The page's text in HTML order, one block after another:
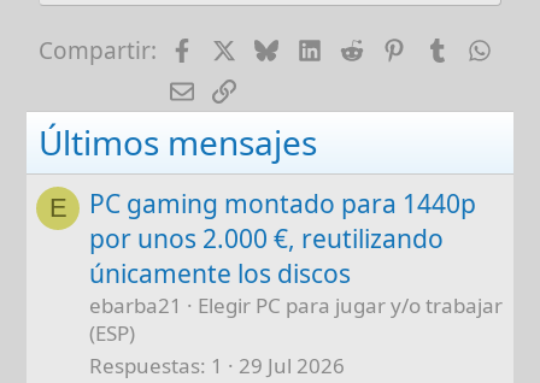
Compartir: FacebookBlueskyLinkedIn
RedditPinterest
Tumblr
E-mailEnlace
Últimos mensajes
E
PC gaming montado para 1440p
por unos 2.000 €, reutilizando
únicamente los discos
ebarba21
Elegir PC para jugar y/o trabajar
(ESP)
Respuestas 1 29 Jul 2026